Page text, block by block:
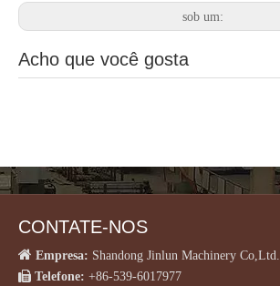
sob um:
Acho que você gosta
CONTATE-NOS
 Empresa: Shandong Jinlun Machinery Co,Ltd.
 Telefone: +86-539-6017977